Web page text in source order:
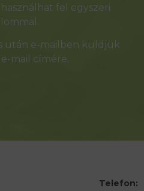
fel egyszeri
után e-mailben küldjük
mail címére.
Telefon: